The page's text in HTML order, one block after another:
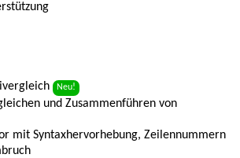
Neu!
und Zusammenführen von
mit Syntaxhervorhebung, Zeilennummern